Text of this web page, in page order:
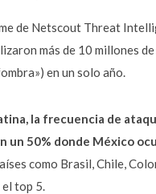
de Netscout Threat
más de 10 millones
en un solo año.
la frecuencia de
un 50% donde México
como Brasil, Chile,
el top 5.